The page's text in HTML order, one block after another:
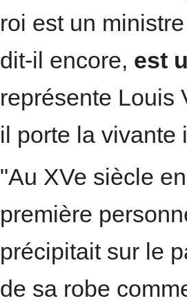
roi est un
dit-il encore, est
représente Louis
il porte la vivante
"Au XVe siècle
première
précipitait sur le
de sa robe